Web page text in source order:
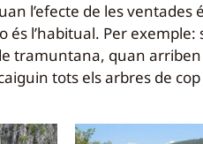
l’efecte de les ventades
l’habitual. Per
tramuntana, quan
tots els arbres de